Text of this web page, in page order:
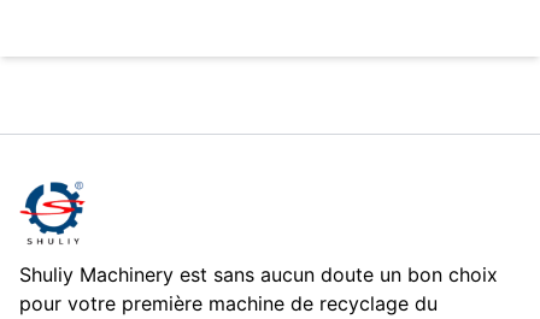
Shuliy Machinery est sans aucun doute un bon choix
pour votre première machine de recyclage du